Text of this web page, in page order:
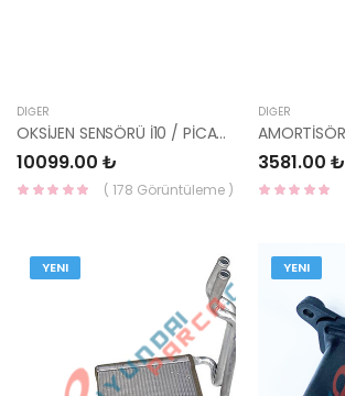
DIĞER
OKSİJEN SENSÖRÜ İ10 / PİCANTO 1.0cc 13- Kappa ön 39210-04005-HMC
10099.00 ₺
( 178 Görüntüleme )
DIĞER
3581.00 ₺
YENI YENI